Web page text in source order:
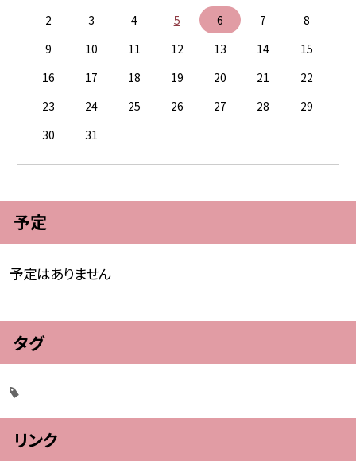
2
3 4 5 6 7
8
9
10 11 12 13 14
15
16
17 18 19 20 21
22
23
24 25 26 27 28
29
30
31
予定
予定はありません
タグ
リンク